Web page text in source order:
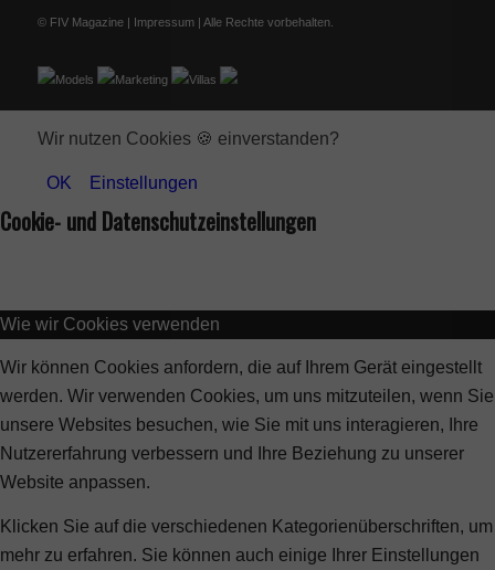
© FIV Magazine | Impressum| Alle Rechte vorbehalten.
Models Marketing Villas
Wir nutzen Cookies 🍪 einverstanden?
OK Einstellungen
Cookie- und Datenschutzeinstellungen
Wie wir Cookies verwenden
Wir können Cookies anfordern, die auf Ihrem Gerät eingestellt
werden. Wir verwenden Cookies, um uns mitzuteilen, wenn Sie
unsere Websites besuchen, wie Sie mit uns interagieren, Ihre
Nutzererfahrung verbessern und Ihre Beziehung zu unserer
Website anpassen.
Klicken Sie auf die verschiedenen Kategorienüberschriften, um
mehr zu erfahren. Sie können auch einige Ihrer Einstellungen